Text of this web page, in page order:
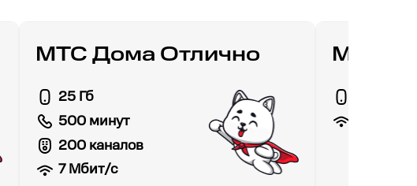
МТС Дома Отлично
25 Гб
500 минут
200 каналов
7Мбит/с
МТС